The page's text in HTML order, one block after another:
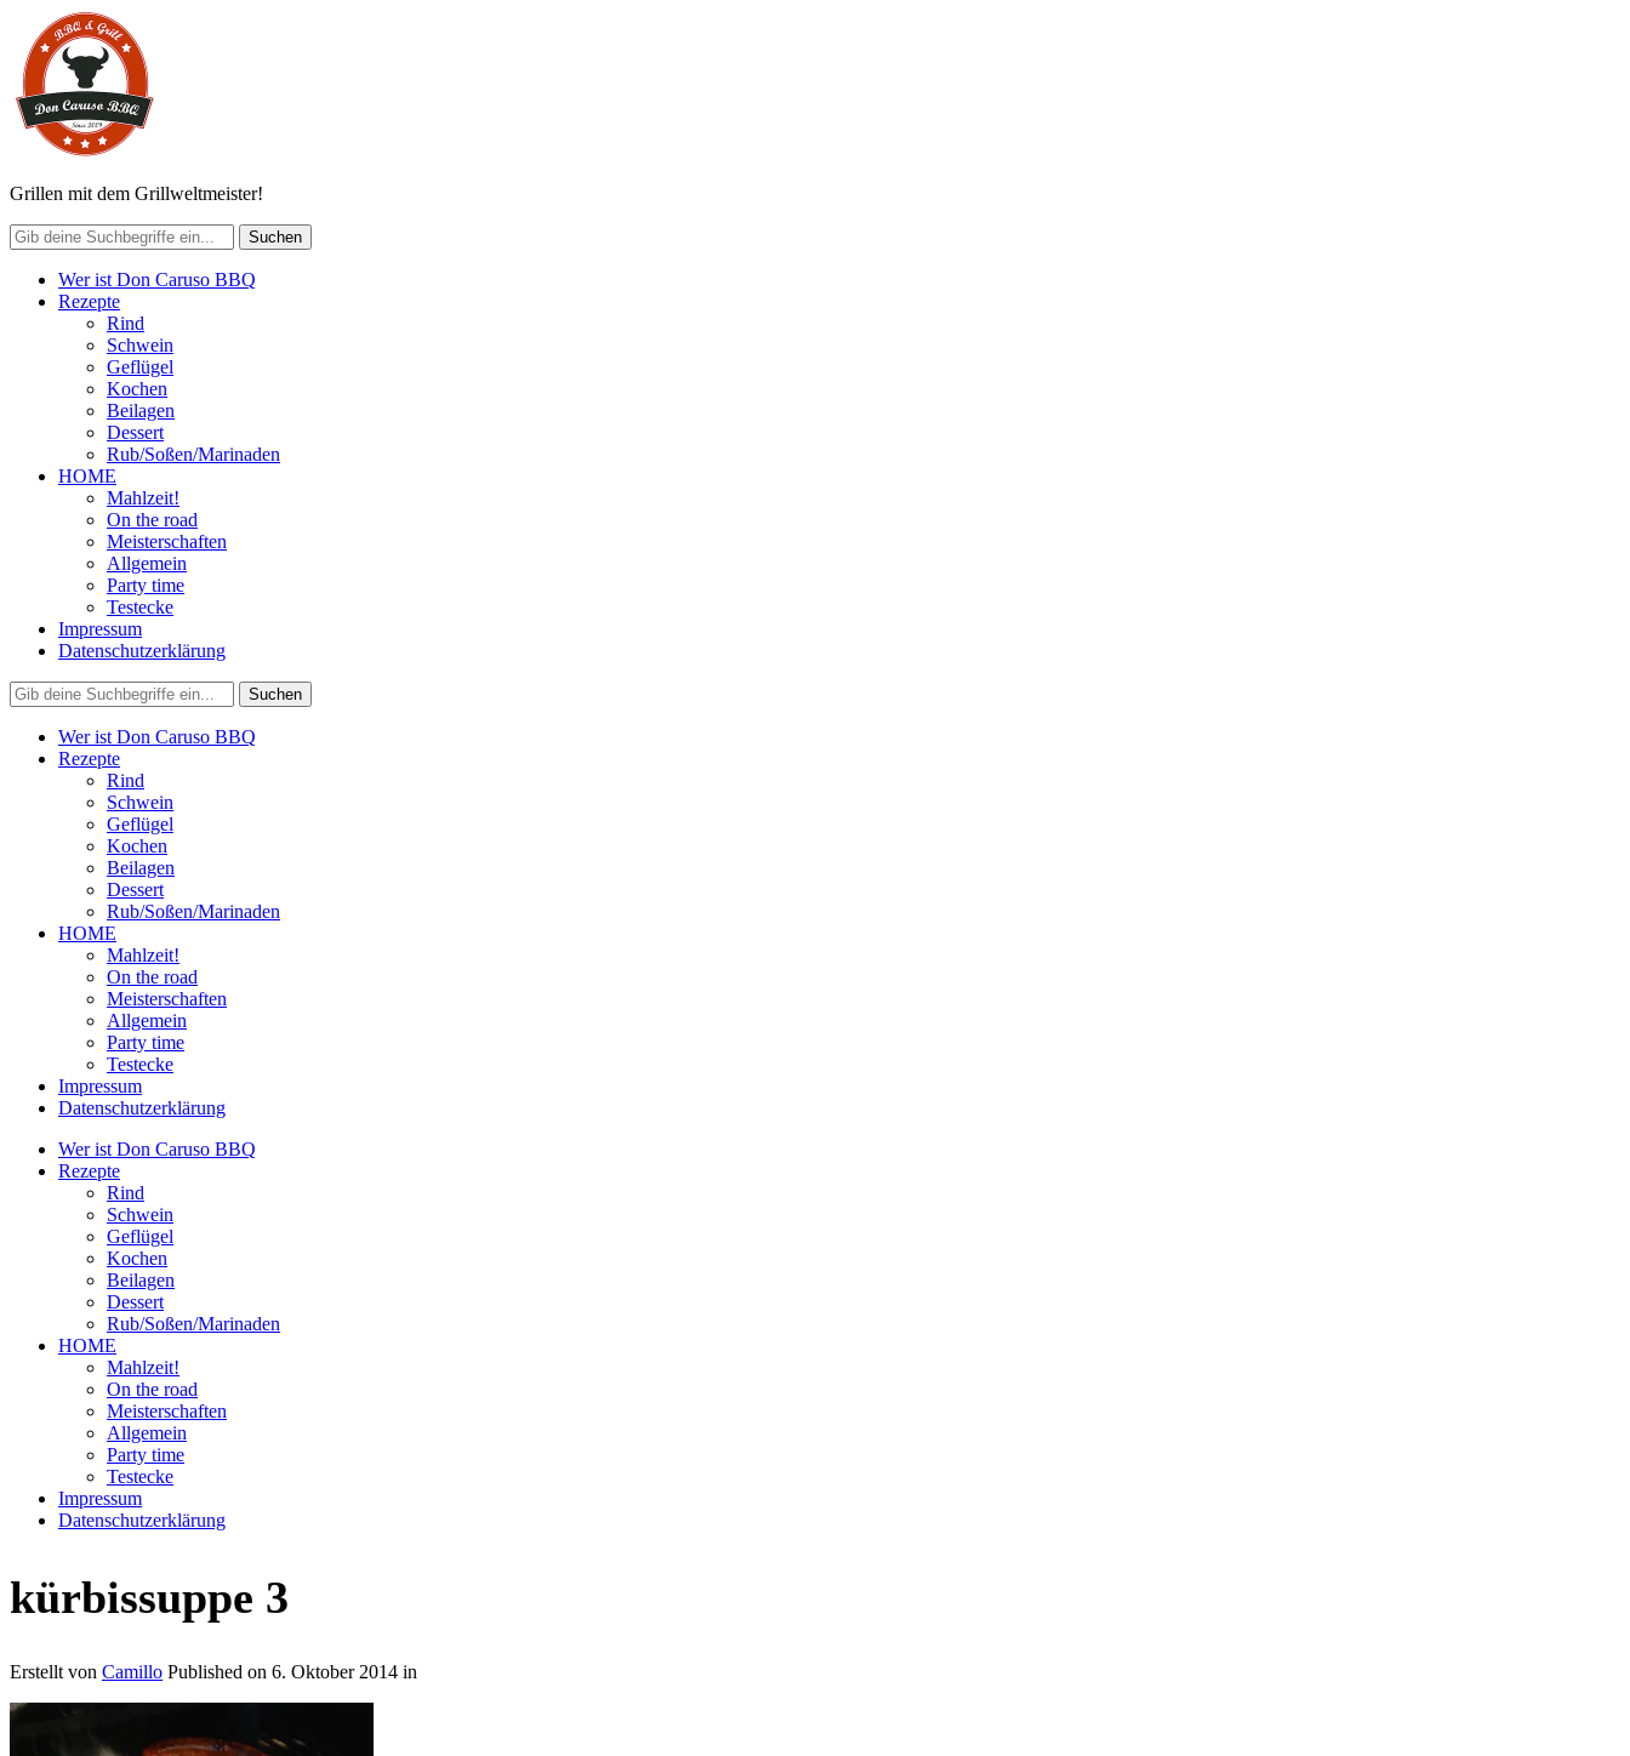
Grillen mit dem Grillweltmeister!
Wer ist Don Caruso BBQ
Rezepte
Rind
Schwein
Geflügel
Kochen
Beilagen
Dessert
Rub/Soßen/Marinaden
HOME
Mahlzeit!
On the road
Meisterschaften
Allgemein
Party time
Testecke
Impressum
Datenschutzerklärung
Wer ist Don Caruso BBQ
Rezepte
Rind
Schwein
Geflügel
Kochen
Beilagen
Dessert
Rub/Soßen/Marinaden
HOME
Mahlzeit!
On the road
Meisterschaften
Allgemein
Party time
Testecke
Impressum
Datenschutzerklärung
Wer ist Don Caruso BBQ
Rezepte
Rind
Schwein
Geflügel
Kochen
Beilagen
Dessert
Rub/Soßen/Marinaden
HOME
Mahlzeit!
On the road
Meisterschaften
Allgemein
Party time
Testecke
Impressum
Datenschutzerklärung
kürbissuppe 3
Erstellt von Camillo Published on 6. Oktober 2014 in